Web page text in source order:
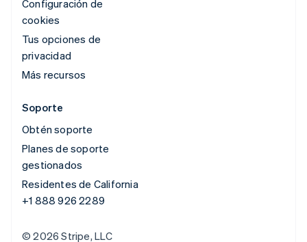
Configuración de
cookies
Tus opciones de
privacidad
Más recursos
Soporte
Obtén soporte
Planes de soporte
gestionados
Residentes de California
+1 888 926 2289
© 2026 Stripe, LLC